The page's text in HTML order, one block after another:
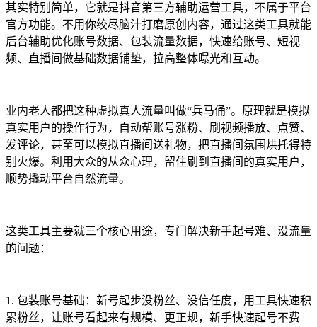
其实特别简单，它就是抖音第三方辅助运营工具，不属于平台
官方功能。不用你绞尽脑汁打磨原创内容，通过这类工具就能
后台辅助优化账号数据、包装流量数据，快速给账号、短视
频、直播间做基础数据铺垫，拉高整体曝光和互动。
业内老人都把这种虚拟真人流量叫做“兵马俑”。原理就是模拟
真实用户的操作行为，自动帮账号涨粉、刷视频播放、点赞、
发评论，甚至可以模拟直播间送礼物，把直播间氛围烘托得特
别火爆。利用大众的从众心理，留住刷到直播间的真实用户，
顺势撬动平台自然流量。
这类工具主要就三个核心用途，专门解决新手起号难、没流量
的问题：
1. 包装账号基础：新号起步没粉丝、没信任度，用工具快速积
累粉丝，让账号看起来有规模、更正规，新手快速起号不费